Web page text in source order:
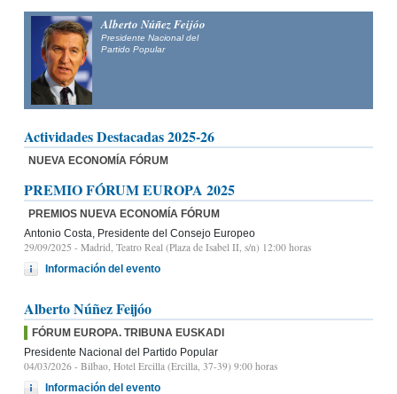
Alberto Núñez Feijóo
Presidente Nacional del
Partido Popular
Actividades Destacadas 2025-26
NUEVA ECONOMÍA FÓRUM
PREMIO FÓRUM EUROPA 2025
PREMIOS NUEVA ECONOMÍA FÓRUM
Antonio Costa, Presidente del Consejo Europeo
29/09/2025 - Madrid, Teatro Real (Plaza de Isabel II, s/n) 12:00 horas
Información del evento
Alberto Núñez Feijóo
FÓRUM EUROPA. TRIBUNA EUSKADI
Presidente Nacional del Partido Popular
04/03/2026 - Bilbao, Hotel Ercilla (Ercilla, 37-39) 9:00 horas
Información del evento